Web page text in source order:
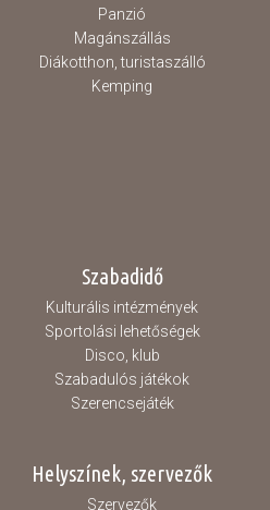
Panzió
Magánszállás
Diákotthon, turistaszálló
Kemping
Szabadidő
Kulturális intézmények
Sportolási lehetőségek
Disco, klub
Szabadulós játékok
Szerencsejáték
Helyszínek, szervezők
Szervezők